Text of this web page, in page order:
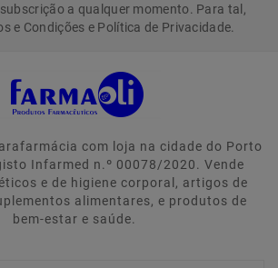
a qualquer momento. Para tal,
e Condições e Política de Privacidade.
com loja na cidade do Porto
Infarmed n.º 00078/2020. Vende
e de higiene corporal, artigos de
alimentares, e produtos de
bem-estar e saúde.